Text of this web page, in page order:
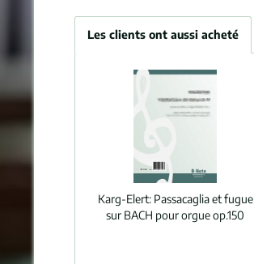
Les clients ont aussi acheté
Karg-Elert: Passacaglia et fugue
sur BACH pour orgue op.150